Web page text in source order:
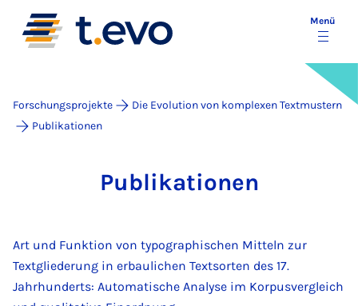
Menü
Forschungsprojekte
Die Evolution von komplexen Textmustern
Publikationen
Pu­bli­ka­ti­o­nen
Art und Funktion von typographischen Mitteln zur
Textgliederung in erbaulichen Textsorten des 17.
Jahrhunderts: Automatische Analyse im Korpusvergleich